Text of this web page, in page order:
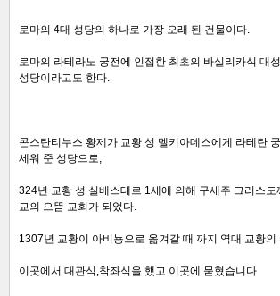
로마의 4대 성당의 하나로 가장 오래 된 건물이다.
로마의 라테라노 궁전에 인접한 최초의 바실리카식 대
성당이라고도 한다.
콘스탄티누스 황제가 교황 성 멜키아데스에게 라테란
세워 준 성당으로,
324년 교황 성 실베스테르 1세에 의해 구세주 그리스도
교의 으뜸 교회가 되었다.
1307년 교황이 아비뇽으로 옮겨갈 때 까지 역대 교황의
이곳에서 대관식,착좌식을 했고 이곳에 묻혔습니다